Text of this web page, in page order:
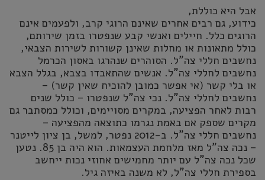
אבל היא כוללת,
כידוע, גם רבים אחרים שאינם הרוגי קרב, ולפעמים אינם
הרוגים כלל. חיילים ואנשי קבע שנפטרו בזמן שירותם,
כולל מתאונות או מחלות שאינן קשורות לשירות הצבאי,
נחשבים חללי צה"ל. הסוהרים שנהרגו באסון הכרמל
נחשבים לחללי צה"ל. אנשים שהתאבדו בצבא, בגלל הצבא
או בלי קשר (אי אפשר כמובן להוכיח שאין קשר) –
נחשבים לחללי צה"ל. נכי צה"ל שנפטרו – כולל שנים
רבות לאחר הפציעה, במקרים מסויימים, וכולל כמסתבר גם
מקרים שספק אם באמת נגרמו כתוצאה מהפציעה –
נחשבים חללי צה"ל. ב-2012 נפטר, למשל, בן ציון לייטנר
– נכה צה"ל מאז מלחמת העצמאות. הוא היה בן 85. נטען
שכל נכה צה"ל עם יותר מחמישים אחוזי נכות ייחשב
בספירת חללי צה"ל, לא משנה באיזה גיל.